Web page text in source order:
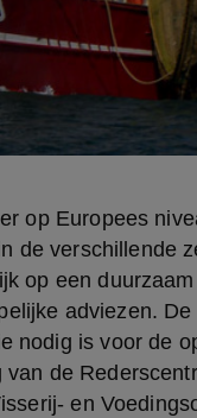
op Europees
de verschillende
op een
adviezen.
nodig is voor de
de
en